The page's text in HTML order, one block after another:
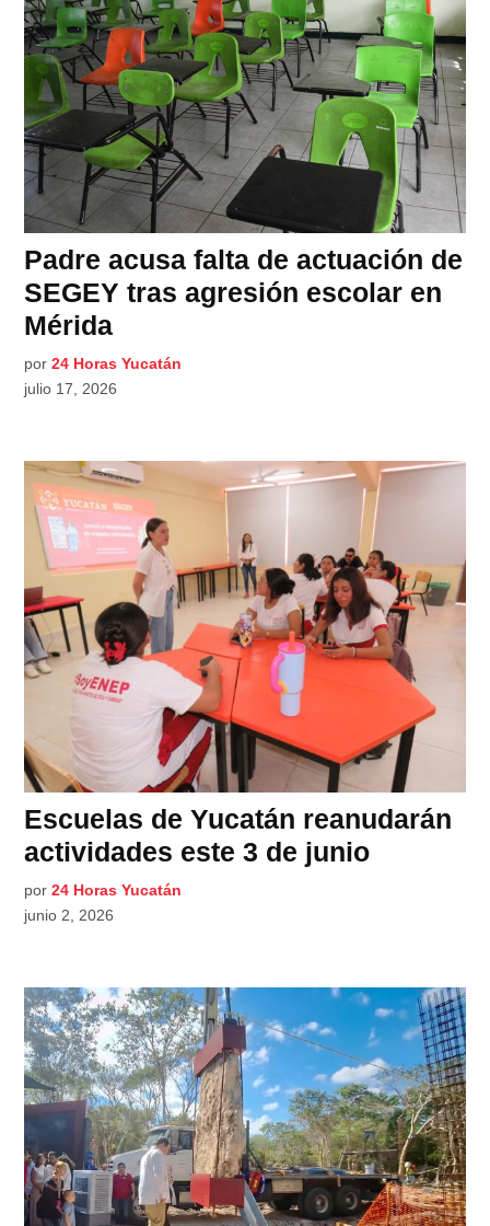
Padre acusa falta de actuación de
SEGEY tras agresión escolar en
Mérida
por 24 Horas Yucatán
julio 17, 2026
Escuelas de Yucatán reanudarán
actividades este 3 de junio
por 24 Horas Yucatán
junio 2, 2026